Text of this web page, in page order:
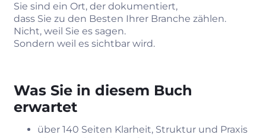
Sie sind ein Ort, der dokumentiert,
dass Sie zu den Besten Ihrer Branche zählen.
Nicht, weil Sie es sagen.
Sondern weil es sichtbar wird.
Was Sie in diesem Buch
erwartet
über 140 Seiten Klarheit, Struktur und Praxis